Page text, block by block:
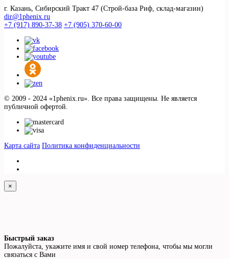
г. Казань, Сибирский Тракт 47 (Строй-база Риф, склад-магазин)
dir@1phenix.ru
+7 (917) 890-37-38 +7 (905) 370-60-00
© 2009 - 2024 «1phenix.ru». Все права защищены. Не является
публичной офертой.
Карта сайта Политика конфиденциальности
×
Быстрый заказ
Пожалуйста, укажите имя и свой номер телефона, чтобы мы могли
связаться с Вами